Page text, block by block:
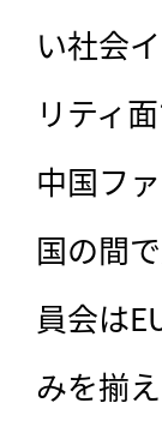
い社会
リティ
中国フ
国の間
員会は
みを揃